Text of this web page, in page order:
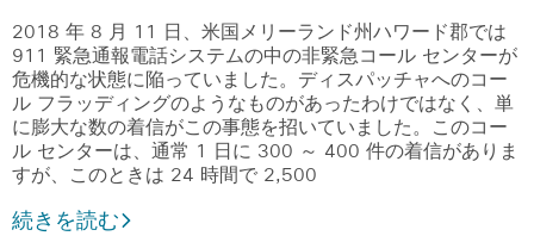
2018 年 8 月 11 日、米国メリーランド州ハワード郡では
911 緊急通報電話システムの中の非緊急コール センターが
危機的な状態に陥っていました。ディスパッチャへのコー
ル フラッディングのようなものがあったわけではなく、単
に膨大な数の着信がこの事態を招いていました。このコー
ル センターは、通常 1 日に 300 ～ 400 件の着信がありま
すが、このときは 24 時間で 2,500
続きを読む